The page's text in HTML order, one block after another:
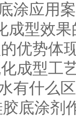
涂应用
成型效
优势体
成型工
有什么
底涂剂